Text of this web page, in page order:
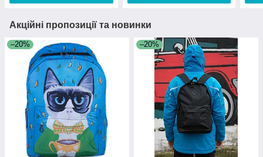
Акційні пропозиції та новинки
–20% –20%